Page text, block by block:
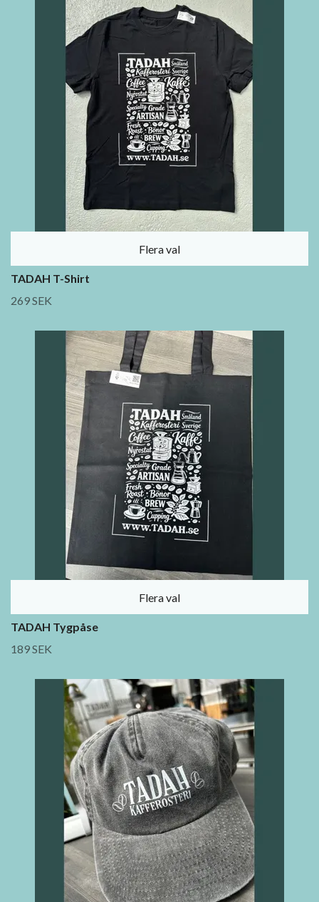
Flera val
TADAH T-Shirt
269 SEK
Flera val
TADAH Tygpåse
189 SEK